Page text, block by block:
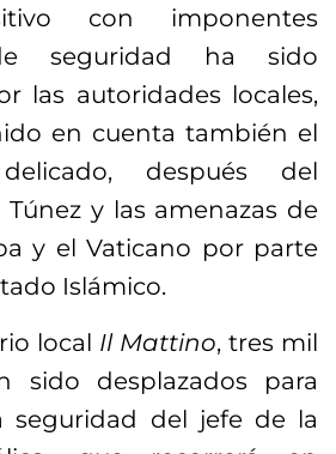
con imponentes
seguridad ha sido
las autoridades locales,
en cuenta también el
después del
y las amenazas de
y el Vaticano por parte
Islámico.
local Il Mattino, tres mil
sido desplazados para
seguridad del jefe de la